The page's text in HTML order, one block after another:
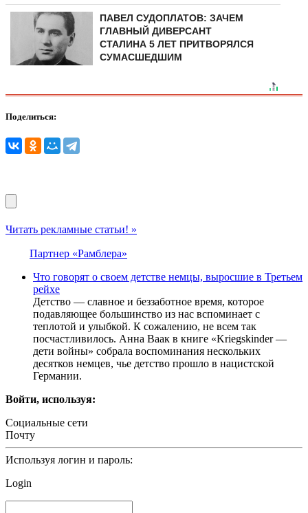
ПАВЕЛ СУДОПЛАТОВ: ЗАЧЕМ
ГЛАВНЫЙ ДИВЕРСАНТ
СТАЛИНА 5 ЛЕТ ПРИТВОРЯЛСЯ
СУМАСШЕДШИМ
Поделиться:
Читать рекламные статьи! »
Партнер «Рамблера»
Что говорят о своем детстве немцы, выросшие в Третьем
рейхе
Детство — славное и беззаботное время, которое
подавляющее большинство из нас вспоминает с
теплотой и улыбкой. К сожалению, не всем так
посчастливилось. Анна Ваак в книге «Kriegskinder —
дети войны» собрала воспоминания нескольких
десятков немцев, чье детство прошло в нацистской
Германии.
Войти, используя:
Социальные сети
Почту
Используя логин и пароль:
Login